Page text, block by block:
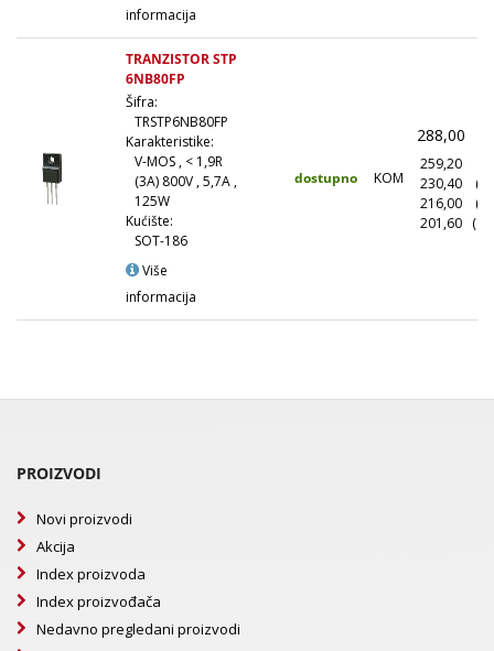
informacija
TRANZISTOR STP
6NB80FP
Šifra:
TRSTP6NB80FP
Karakteristike:
V-MOS , < 1,9R
(3A) 800V , 5,7A ,
125W
Kućište:
SOT-186
Više
informacija
dostupno KOM
288,00
259,20
230,40
216,00
201,60
PROIZVODI
Novi proizvodi
Akcija
Index proizvoda
Index proizvođača
Nedavno pregledani proizvodi